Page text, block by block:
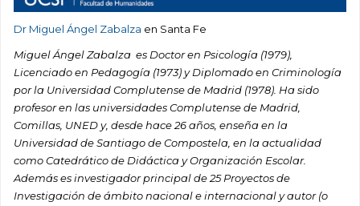
Dr Miguel Ángel Zabalza en Santa Fe
Miguel Ángel Zabalza es Doctor en Psicología (1979),
Licenciado en Pedagogía (1973) y Diplomado en Criminología
por la Universidad Complutense de Madrid (1978). Ha sido
profesor en las universidades Complutense de Madrid,
Comillas, UNED y, desde hace 26 años, enseña en la
Universidad de Santiago de Compostela, en la actualidad
como Catedrático de Didáctica y Organización Escolar.
Además es investigador principal de 25 Proyectos de
Investigación de ámbito nacional e internacional y autor (o